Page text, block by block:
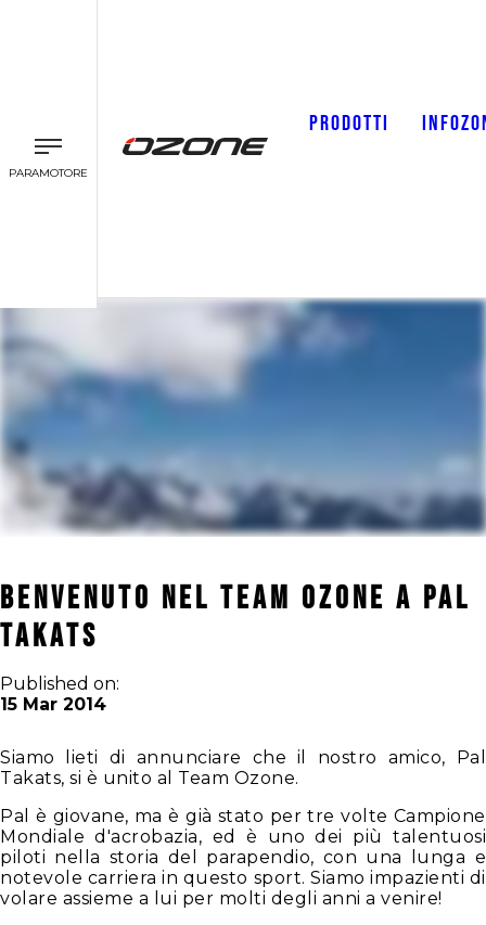
PARAMOTORE
PRODOTTI
Benvenuto nel Team Ozone a Pal
Takats
Published on:
15 Mar 2014
Siamo lieti di annunciare che il nostro amico, Pal
Takats, si è unito al Team Ozone.
Pal è giovane, ma è già stato per tre volte Campione
Mondiale d'acrobazia, ed è uno dei più talentuosi
piloti nella storia del parapendio, con una lunga e
notevole carriera in questo sport. Siamo impazienti di
volare assieme a lui per molti degli anni a venire!